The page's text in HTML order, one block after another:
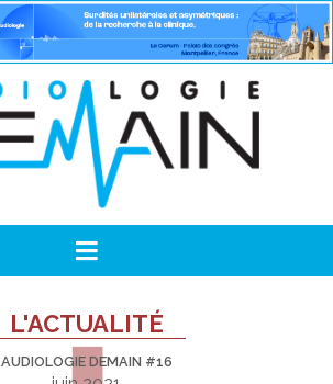
L'ACTUALITÉ
AUDIOLOGIE DEMAIN #16